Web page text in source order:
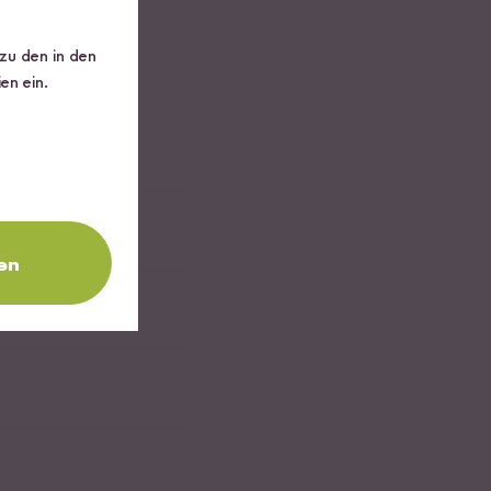
den in den
ein.